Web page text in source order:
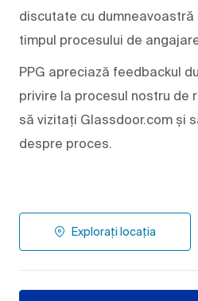
discutate cu
timpul procesului de
PPG apreciază feedbackul
privire la procesul nostru de
să vizitați Glassdoor.com și
despre proces.
Explorați locația